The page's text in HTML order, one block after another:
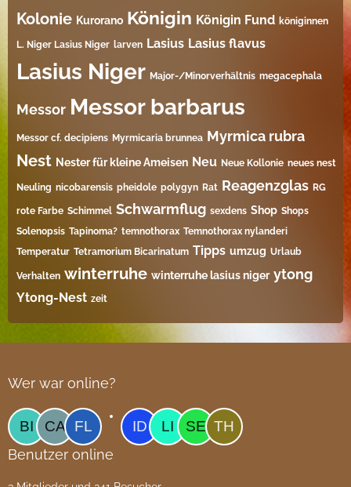
Kolonie Kurorano Königin Königin Fund königinnen
L. Niger Lasius Niger larven Lasius Lasius flavus
Lasius Niger Major-/Minorverhältnis megacephala
Messor Messor barbarus
Messor cf. decipiens Myrmicaria brunnea Myrmica rubra
Nest Nester für kleine Ameisen Neu Neue Kollonie neues nest
Neuling nicobarensis pheidole polygyn Rat Reagenzglas RG
rote Farbe Schimmel Schwarmflug sexdens Shop Shops
Solenopsis Tapinoma? temnothorax Temnothorax nylanderi
Temperatur Tetramorium Bicarinatum​ Tipps umzug Urlaub
Verhalten winterruhe winterruhe lasius niger ytong
Ytong-Nest zeit
Wer war online?
Benutzer online